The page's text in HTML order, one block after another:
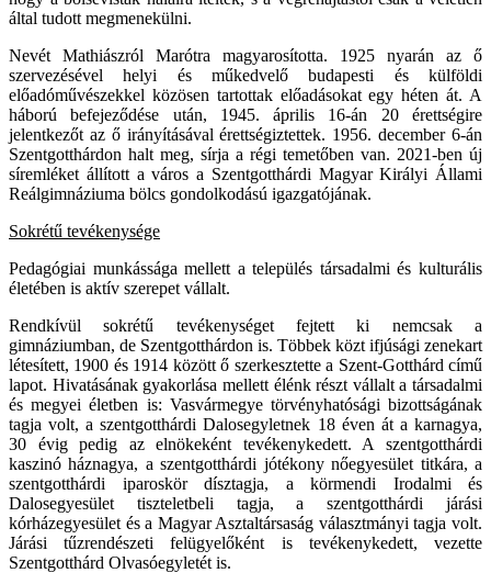
által tudott megmenekülni.
Nevét Mathiászról Marótra magyarosította. 1925 nyarán az ő
szervezésével helyi és műkedvelő budapesti és külföldi
előadóművészekkel közösen tartottak előadásokat egy héten át. A
háború befejeződése után, 1945. április 16-án 20 érettségire
jelentkezőt az ő irányításával érettségiztettek. 1956. december 6-án
Szentgotthárdon halt meg, sírja a régi temetőben van. 2021-ben új
síremléket állított a város a Szentgotthárdi Magyar Királyi Állami
Reálgimnáziuma bölcs gondolkodású igazgatójának.
Sokrétű tevékenysége
Pedagógiai munkássága mellett a település társadalmi és kulturális
életében is aktív szerepet vállalt.
Rendkívül sokrétű tevékenységet fejtett ki nemcsak a
gimnáziumban, de Szentgotthárdon is. Többek közt ifjúsági zenekart
létesített, 1900 és 1914 között ő szerkesztette a Szent-Gotthárd című
lapot. Hivatásának gyakorlása mellett élénk részt vállalt a társadalmi
és megyei életben is: Vasvármegye törvényhatósági bizottságának
tagja volt, a szentgotthárdi Dalosegyletnek 18 éven át a karnagya,
30 évig pedig az elnökeként tevékenykedett. A szentgotthárdi
kaszinó háznagya, a szentgotthárdi jótékony nőegyesület titkára, a
szentgotthárdi iparoskör dísztagja, a körmendi Irodalmi és
Dalosegyesület tiszteletbeli tagja, a szentgotthárdi járási
kórházegyesület és a Magyar Asztaltársaság választmányi tagja volt.
Járási tűzrendészeti felügyelőként is tevékenykedett, vezette
Szentgotthárd Olvasóegyletét is.